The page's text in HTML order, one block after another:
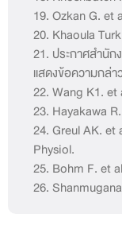
19. Ozkan G. et
20. Khaoula
21. ประกาศสำนัก
แสดงข้อความกล่
22. Wang K1.
23. Hayakawa
24. Greul AK.
Physiol.
25. Bohm F. et
26.